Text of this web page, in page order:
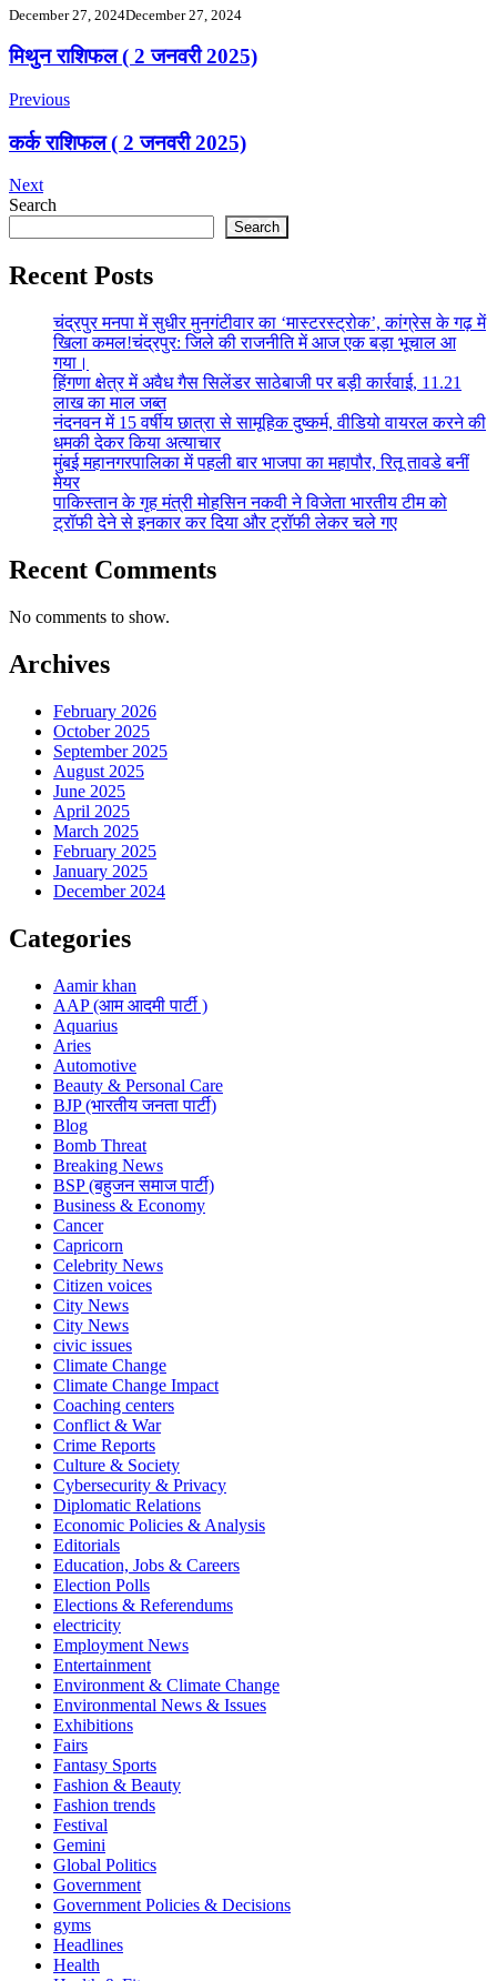
December 27, 2024December 27, 2024
Post
Navigation
मिथुन राशिफल ( 2 जनवरी 2025)
Previous
कर्क राशिफल ( 2 जनवरी 2025)
Next
Search
Search
Recent Posts
चंद्रपुर मनपा में सुधीर मुनगंटीवार का ‘मास्टरस्ट्रोक’, कांग्रेस के गढ़ में
खिला कमल!चंद्रपुर: जिले की राजनीति में आज एक बड़ा भूचाल आ
गया।
हिंगणा क्षेत्र में अवैध गैस सिलेंडर साठेबाजी पर बड़ी कार्रवाई, 11.21
लाख का माल जब्त
नंदनवन में 15 वर्षीय छात्रा से सामूहिक दुष्कर्म, वीडियो वायरल करने की
धमकी देकर किया अत्याचार
मुंबई महानगरपालिका में पहली बार भाजपा का महापौर, रितू तावडे बनीं
मेयर
पाकिस्तान के गृह मंत्री मोहसिन नकवी ने विजेता भारतीय टीम को
ट्रॉफी देने से इनकार कर दिया और ट्रॉफी लेकर चले गए
Recent Comments
No comments to show.
Archives
February 2026
October 2025
September 2025
August 2025
June 2025
April 2025
March 2025
February 2025
January 2025
December 2024
Categories
Aamir khan
AAP (आम आदमी पार्टी )
Aquarius
Aries
Automotive
Beauty & Personal Care
BJP (भारतीय जनता पार्टी)
Blog
Bomb Threat
Breaking News
BSP (बहुजन समाज पार्टी)
Business & Economy
Cancer
Capricorn
Celebrity News
Citizen voices
City News
City News
civic issues
Climate Change
Climate Change Impact
Coaching centers
Conflict & War
Crime Reports
Culture & Society
Cybersecurity & Privacy
Diplomatic Relations
Economic Policies & Analysis
Editorials
Education, Jobs & Careers
Election Polls
Elections & Referendums
electricity
Employment News
Entertainment
Environment & Climate Change
Environmental News & Issues
Exhibitions
Fairs
Fantasy Sports
Fashion & Beauty
Fashion trends
Festival
Gemini
Global Politics
Government
Government Policies & Decisions
gyms
Headlines
Health